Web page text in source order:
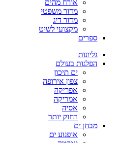
אורח מהים
מדור משפטי
מדור דיג
מקצועי לשיט
ספרים
גליונות
הפלגות בעולם
ים תיכון
צפון אירופה
אפריקה
אמריקה
אסיה
רחוק יותר
מבחן ים
אופנוע ים